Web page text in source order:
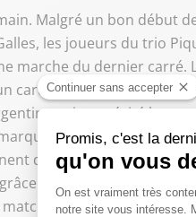
Malgré un bon début
les joueurs du trio
marche du dernier carré.
carton rouge pour
qui ont récité leur
(Lebel, Taofifenua,
deuxièmes de leur
à une meilleure
de poule pour savoir